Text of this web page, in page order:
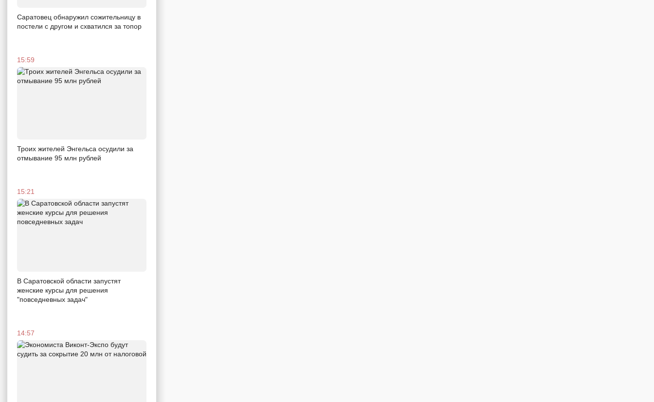
Саратовец обнаружил сожительницу в
постели с другом и схватился за топор
15:59
Троих жителей Энгельса осудили за
отмывание 95 млн рублей
15:21
В Саратовской области запустят
женские курсы для решения
"повседневных задач"
14:57